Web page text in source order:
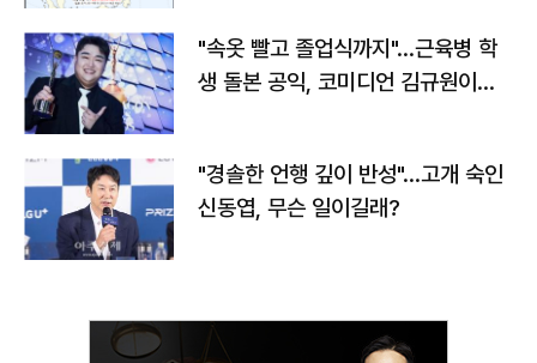
"속옷 빨고 졸업식까지"…근육병 학
생 돌본 공익, 코미디언 김규원이었
"경솔한 언행 깊이 반성"…고개 숙인
신동엽, 무슨 일이길래?